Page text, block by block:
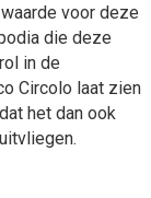
voor deze
die deze
in de
Circolo laat zien
het dan ook